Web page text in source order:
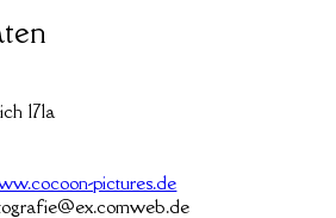
171a
pictures.de
ex.comweb.de